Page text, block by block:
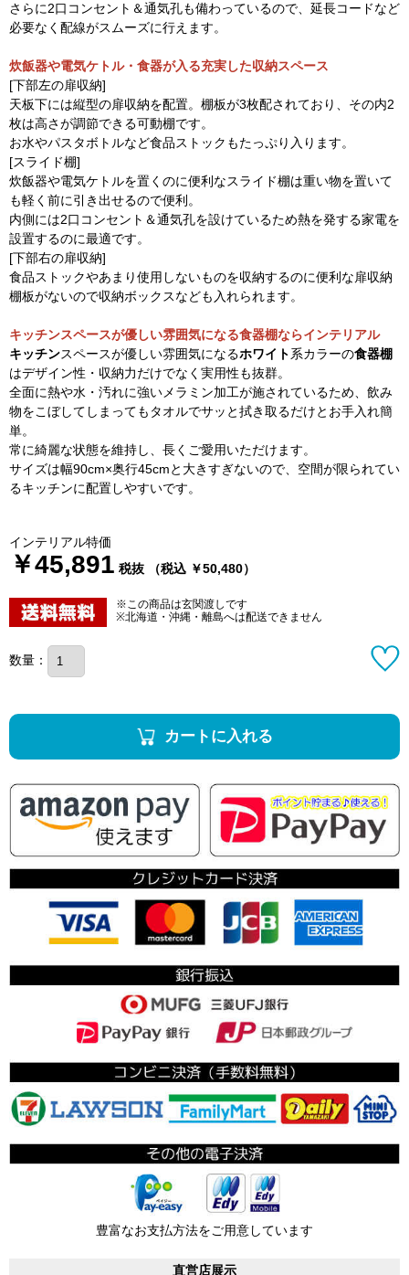
さらに2口コンセント＆通気孔も備わっているので、延長コードなど
必要なく配線がスムーズに行えます。
炊飯器や電気ケトル・食器が入る充実した収納スペース
[下部左の扉収納]
天板下には縦型の扉収納を配置。棚板が3枚配されており、その内2
枚は高さが調節できる可動棚です。
お水やパスタボトルなど食品ストックもたっぷり入ります。
[スライド棚]
炊飯器や電気ケトルを置くのに便利なスライド棚は重い物を置いて
も軽く前に引き出せるので便利。
内側には2口コンセント＆通気孔を設けているため熱を発する家電を
設置するのに最適です。
[下部右の扉収納]
食品ストックやあまり使用しないものを収納するのに便利な扉収納
棚板がないので収納ボックスなども入れられます。
キッチンスペースが優しい雰囲気になる食器棚ならインテリアル
キッチンスペースが優しい雰囲気になるホワイト系カラーの食器棚
はデザイン性・収納力だけでなく実用性も抜群。
全面に熱や水・汚れに強いメラミン加工が施されているため、飲み
物をこぼしてしまってもタオルでサッと拭き取るだけとお手入れ簡
単。
常に綺麗な状態を維持し、長くご愛用いただけます。
サイズは幅90cm×奥行45cmと大きすぎないので、空間が限られてい
るキッチンに配置しやすいです。
インテリアル特価
￥45,891 税抜 （税込 ￥50,480）
※この商品は玄関渡しです
※北海道・沖縄・離島へは配送できません
数量：
カートに入れる
豊富なお支払方法をご用意しています
直営店展示